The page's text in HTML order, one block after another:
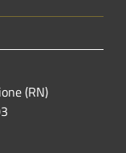
(RN)